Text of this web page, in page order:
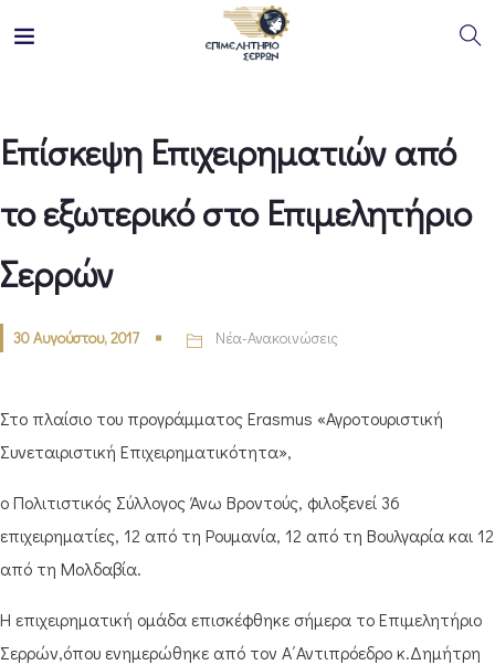
Επίσκεψη Επιχειρηματιών από
το εξωτερικό στο Επιμελητήριο
Σερρών
30 Αυγούστου, 2017 Νέα-Ανακοινώσεις
Στο πλαίσιο του προγράμματος Erasmus «Αγροτουριστική
Συνεταιριστική Επιχειρηματικότητα»,
ο Πολιτιστικός Σύλλογος Άνω Βροντούς, φιλοξενεί 36
επιχειρηματίες, 12 από τη Ρουμανία, 12 από τη Βουλγαρία και 12
από τη Μολδαβία.
Η επιχειρηματική ομάδα επισκέφθηκε σήμερα το Επιμελητήριο
Σερρών,όπου ενημερώθηκε από τον Α΄Αντιπρόεδρο κ.Δημήτρη